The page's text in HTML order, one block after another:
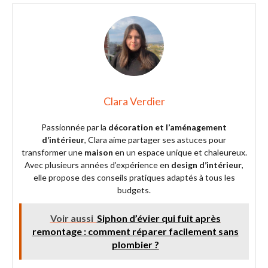
Clara Verdier
Passionnée par la décoration et l’aménagement
d’intérieur, Clara aime partager ses astuces pour
transformer une maison en un espace unique et chaleureux.
Avec plusieurs années d’expérience en design d’intérieur,
elle propose des conseils pratiques adaptés à tous les
budgets.
Voir aussi Siphon d’évier qui fuit après
remontage : comment réparer facilement sans
plombier ?